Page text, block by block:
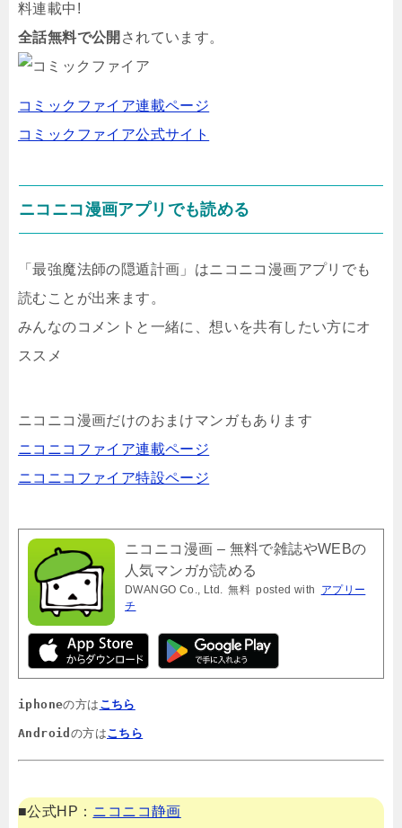
料連載中!
全話無料で公開 されています。
コミックファイア連載ページ
コミックファイア公式サイト
ニコニコ漫画アプリでも読める
「最強魔法師の隠遁計画」はニコニコ漫画アプリでも
読むことが出来ます。
みんなのコメントと一緒に、想いを共有したい方にオ
ススメ
ニコニコ漫画だけのおまけマンガもあります
ニコニコファイア連載ページ
ニコニコファイア特設ページ
ニコニコ漫画 – 無料で雑誌やWEBの
人気マンガが読める
DWANGO Co., Ltd. 無料 posted with
アプリー
チ
iphoneの方は こちら
Android の方はこちら
■公式HP： ニコニコ静画